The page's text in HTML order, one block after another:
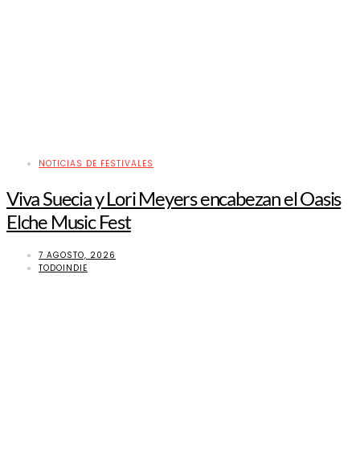
NOTICIAS DE FESTIVALES
Viva Suecia y Lori Meyers encabezan el Oasis
Elche Music Fest
7 AGOSTO, 2026
TODOINDIE